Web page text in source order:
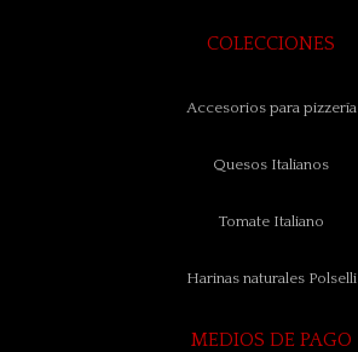
COLECCIONES
Accesorios para pizzería
Quesos Italianos
Tomate Italiano
Harinas naturales Polselli
MEDIOS DE PAGO